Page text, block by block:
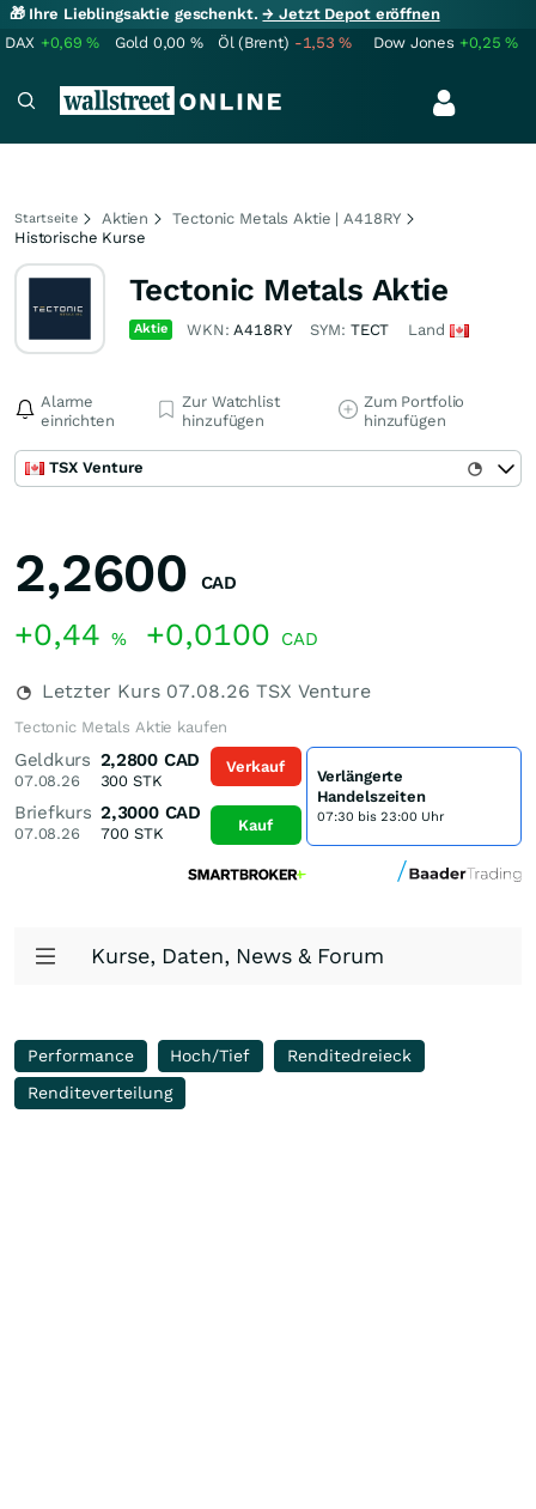
🎁 Ihre Lieblingsaktie geschenkt.→ Jetzt Depot eröffnen
DAX +0,69% Gold 0,00 % Öl (Brent) -1,53% Dow Jones +0,25%
Startseite Aktien
Tectonic Metals Aktie | A418RY
Historische Kurse
Tectonic Metals Aktie
Aktie WKN:A418RY SYM: TECT Land
Alarme
einrichten
Zur Watchlist
hinzufügen
Zum Portfolio
hinzufügen
TSX Venture
2,2600 CAD
+0,44 % +0,0100 CAD
Letzter Kurs 07.08.26 TSX Venture
Tectonic Metals Aktie kaufen
Geldkurs
07.08.26
2,2800 CAD
300 STK
Briefkurs
07.08.26
2,3000 CAD
700STK
Verkauf
Kauf
Verlängerte
Handelszeiten
07:30 bis 23:00 Uhr
Kurse, Daten, News & Forum
Performance Hoch/Tief
Renditedreieck
Renditeverteilung